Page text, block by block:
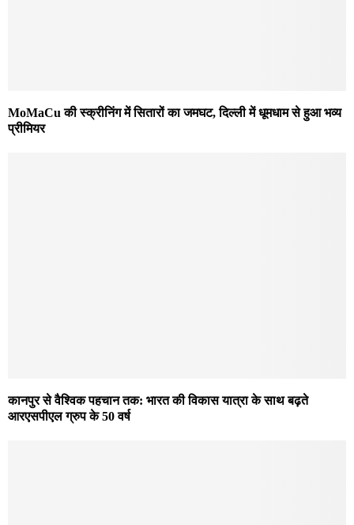
MoMaCu की स्क्रीनिंग में सितारों का जमघट, दिल्ली में धूमधाम से हुआ भव्य
प्रीमियर
कानपुर से वैश्विक पहचान तक: भारत की विकास यात्रा के साथ बढ़ते
आरएसपीएल ग्रुप के 50 वर्ष